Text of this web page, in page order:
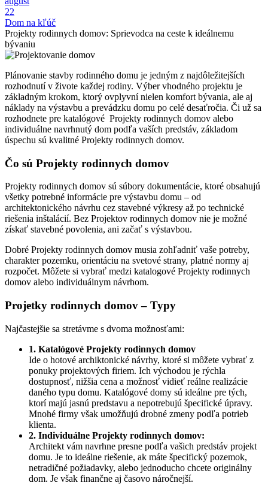
22
Dom na kľúč
Projekty rodinnych domov: Sprievodca na ceste k ideálnemu
bývaniu
Plánovanie stavby rodinného domu je jedným z najdôležitejších
rozhodnutí v živote každej rodiny. Výber vhodného projektu je
základným krokom, ktorý ovplyvní nielen komfort bývania, ale aj
náklady na výstavbu a prevádzku domu po celé desaťročia. Či už sa
rozhodnete pre katalógové Projekty rodinnych domov alebo
individuálne navrhnutý dom podľa vaších predstáv, základom
úspechu sú kvalitné Projekty rodinnych domov.
Čo sú Projekty rodinnych domov
Projekty rodinnych domov sú súbory dokumentácie, ktoré obsahujú
všetky potrebné informácie pre výstavbu domu – od
architektonického návrhu cez stavebné výkresy až po technické
riešenia inštalácií. Bez Projektov rodinnych domov nie je možné
získať stavebné povolenia, ani začať s výstavbou.
Dobré Projekty rodinnych domov musia zohľadniť vaše potreby,
charakter pozemku, orientáciu na svetové strany, platné normy aj
rozpočet. Môžete si vybrať medzi katalogové Projekty rodinnych
domov alebo individuálnym návrhom.
Projetky rodinnych domov – Typy
Najčastejšie sa stretávme s dvoma možnosťami:
1. Katalógové Projekty rodinnych domov
Ide o hotové archiktonické návrhy, ktoré si môžete vybrať z
ponuky projektových firiem. Ich východou je rýchla
dostupnosť, nižšia cena a možnosť vidieť reálne realizácie
daného typu domu. Katalógové domy sú ideálne pre tých,
ktorí majú jasnú predstavu a nepotrebujú špecifické úpravy.
Mnohé firmy však umožňujú drobné zmeny podľa potrieb
klienta.
2. Individuálne Projekty rodinnych domov:
Architekt vám navrhne presne podľa vašich predstáv projekt
domu. Je to ideálne riešenie, ak máte špecifický pozemok,
netradičné požiadavky, alebo jednoducho chcete originálny
dom. Je však finančne aj časovo náročnejší.